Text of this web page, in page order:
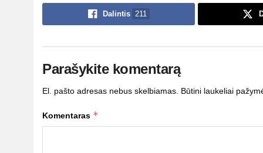
Dalintis 211
Parašykite komentarą
El. pašto adresas nebus skelbiamas. Būtini laukeliai
Komentaras *